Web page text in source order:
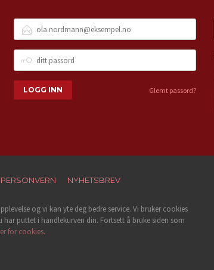
POSTADRESSE
PASSORD
Glemt passord?
NYHETSBREV
og vi kan yte deg bedre service. Vi bruker cookies
puttet i handlekurven din. Fortsett å bruke siden som
for cookies.